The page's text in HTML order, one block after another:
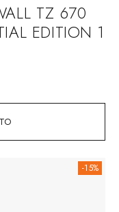
TZ 670
EDITION 1
-15%